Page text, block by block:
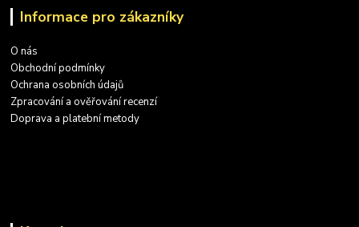
Informace pro zákazníky
O nás
Obchodní podmínky
Ochrana osobních údajů
Zpracování a ověřování recenzí
Doprava a platební metody